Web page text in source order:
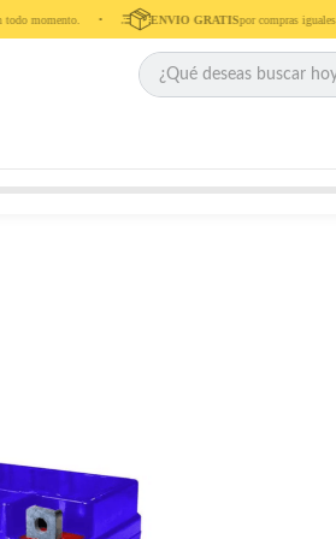
momento. ‎ ‎ ‎ ‎ •‎ ENVIO GRATISpor compras iguales o